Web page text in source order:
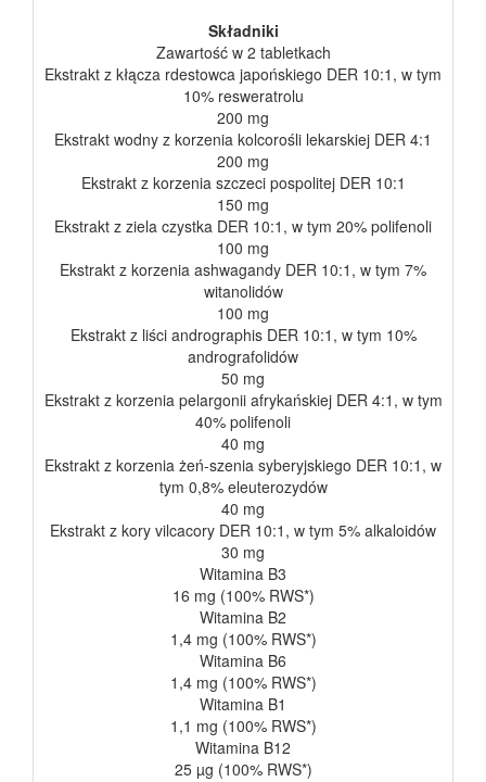
Składniki
Zawartość w 2 tabletkach
Ekstrakt z kłącza rdestowca japońskiego DER 10:1, w tym
10% resweratrolu
200 mg
Ekstrakt wodny z korzenia kolcorośli lekarskiej DER 4:1
200 mg
Ekstrakt z korzenia szczeci pospolitej DER 10:1
150 mg
Ekstrakt z ziela czystka DER 10:1, w tym 20% polifenoli
100 mg
Ekstrakt z korzenia ashwagandy DER 10:1, w tym 7%
witanolidów
100 mg
Ekstrakt z liści andrographis DER 10:1, w tym 10%
andrografolidów
50 mg
Ekstrakt z korzenia pelargonii afrykańskiej DER 4:1, w tym
40% polifenoli
40 mg
Ekstrakt z korzenia żeń-szenia syberyjskiego DER 10:1, w
tym 0,8% eleuterozydów
40 mg
Ekstrakt z kory vilcacory DER 10:1, w tym 5% alkaloidów
30 mg
Witamina B3
16 mg (100% RWS*)
Witamina B2
1,4 mg (100% RWS*)
Witamina B6
1,4 mg (100% RWS*)
Witamina B1
1,1 mg (100% RWS*)
Witamina B12
25 µg (100% RWS*)